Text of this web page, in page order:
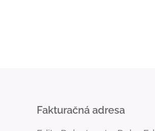
Fakturačná adresa